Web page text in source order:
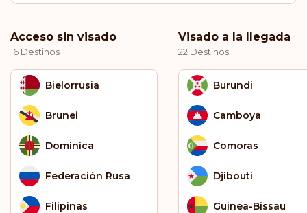
Acceso sin visado
16 Destinos
Bielorrusia
Brunei
Dominica
Federación Rusa
Filipinas
Visado a la llegada
22 Destinos
Burundi
Camboya
Comoras
Djibouti
Guinea-Bissau